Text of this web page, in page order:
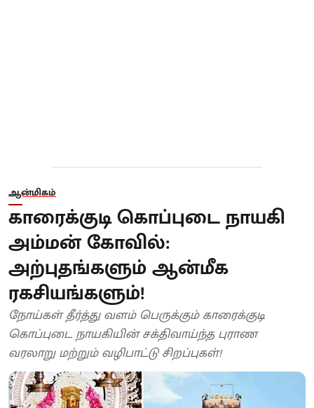
ஆன்மிகம்
காரைக்குடி கொப்புடை நாயகி
அம்மன் கோவில்:
அற்புதங்களும் ஆன்மீக
ரகசியங்களும்!
நோய்கள் தீர்த்து வளம் பெருக்கும் காரைக்குடி
கொப்புடை நாயகியின் சக்திவாய்ந்த புராண
வரலாறு மற்றும் வழிபாட்டு சிறப்புகள்!